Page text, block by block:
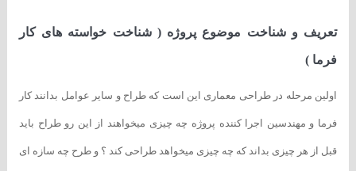
تعریف و شناخت موضوع پروژه ( شناخت خواسته های کار
فرما )
اولین مرحله در طراحی معماری این است که طراح و سایر عوامل بدانند کار
فرما و مهندسین اجرا کننده پروژه چه چیزی میخواهند از این رو طراح باید
قبل از هر چیزی بداند که چه چیزی میخواهد طراحی کند ؟ و طرح چه سازه ای